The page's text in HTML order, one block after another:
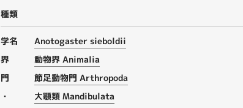
種類
学名
Anotogaster sieboldii
界
動物界 Animalia
門
節足動物門 Arthropoda
・
大顎類 Mandibulata